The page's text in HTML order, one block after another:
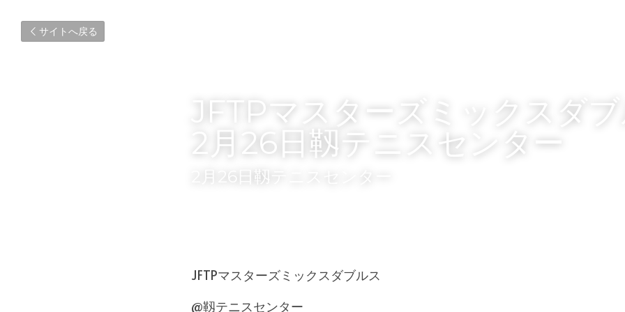
サイトへ戻る
JFTPマスターズミックスダ
2月26日靱テニスセンター
2月26日靱テニスセンター
JFTPマスターズミックスダブルス
@靱テニスセンター